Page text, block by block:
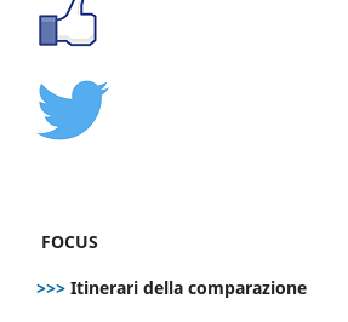
FOCUS
>>> Itinerari della comparazione